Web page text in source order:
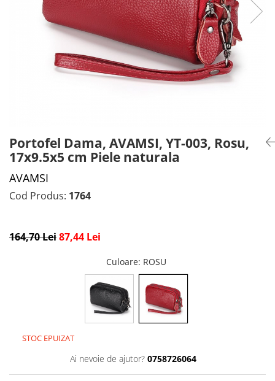
CADOU NAȘI
BRATARI DAMĂ
PORTOFELE DAMĂ
GENTI DAMĂ
Portofel Dama, AVAMSI, YT-003, Rosu,
17x9.5x5 cm Piele naturala
AVAMSI
Cod Produs: 1764
164,70 Lei87,44 Lei
Culoare: ROSU
STOC EPUIZAT
Ai nevoie de ajutor? 0758726064